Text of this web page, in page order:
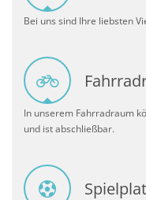
Bei uns sind Ihre liebsten
In unserem Fahrradraum
und ist abschließbar.